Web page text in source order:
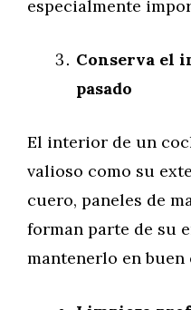
especialmente
Conserva el
pasado
El interior de un
valioso como su
cuero, paneles de
forman parte de su
mantenerlo en buen